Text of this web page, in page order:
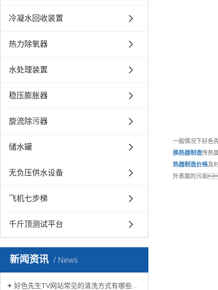
冷凝水回收装置
热力除氧器
水处理装置
稳压膨胀器
旋流除污器
储水罐
无负压供水设备
飞机七步梯
千斤顶测试平台
新闻资讯 News
好色先生TV网站常见的清洗方式有哪些？
一般情况下好
换热器制造传热
热器制造价格及
外表面的污垢